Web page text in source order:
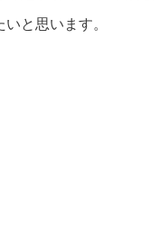
と思います。